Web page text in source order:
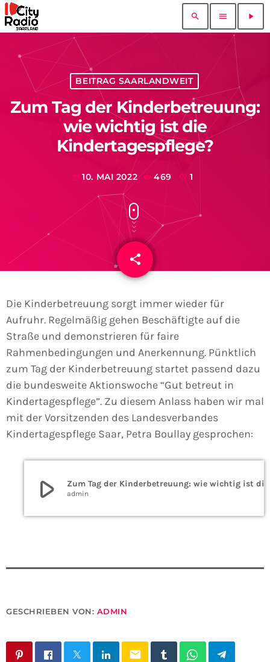
search menu play_arrow
BEITRAG SAARLANDWEIT
Zum Tag der Kinderbetreuung:
wie wichtig ist die
Kindertagespflege?
today 10. MAI 2022 469 1
share
email
Die Kinderbetreuung sorgt immer wieder für
Aufruhr. Regelmäßig gehen Beschäftigte auf die
Straße und demonstrieren für faire
Rahmenbedingungen und Anerkennung. Pünktlich
zum Tag der Kinderbetreuung startet passend dazu
die bundesweite Aktionswoche “Gut betreut in
Kindertagespflege”. Zu diesem Anlass haben wir mal
mit der Vorsitzenden des Landesverbandes
Kindertagespflege Saar, Petra Boullay gesprochen:
play_arrow admin
GESCHRIEBEN VON: ADMIN
email